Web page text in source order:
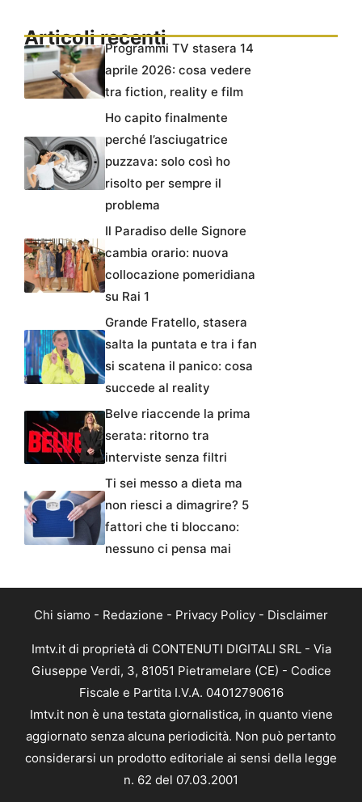
Articoli recentiProgrammi TV stasera 14
aprile 2026: cosa vedere
tra fiction, reality e film
Ho capito finalmente
perché l’asciugatrice
puzzava: solo così ho
risolto per sempre il
problema
Il Paradiso delle Signore
cambia orario: nuova
collocazione pomeridiana
su Rai 1
Grande Fratello, stasera
salta la puntata e tra i fan
si scatena il panico: cosa
succede al reality
Belve riaccende la prima
serata: ritorno tra
interviste senza filtri
Ti sei messo a dieta ma
non riesci a dimagrire? 5
fattori che ti bloccano:
nessuno ci pensa mai
Chi siamo - Redazione - Privacy Policy - Disclaimer
Imtv.it di proprietà di CONTENUTI DIGITALI SRL - Via
Giuseppe Verdi, 3, 81051 Pietramelare (CE) - Codice
Fiscale e Partita I.V.A. 04012790616
Imtv.it non è una testata giornalistica, in quanto viene
aggiornato senza alcuna periodicità. Non può pertanto
considerarsi un prodotto editoriale ai sensi della legge
n. 62 del 07.03.2001